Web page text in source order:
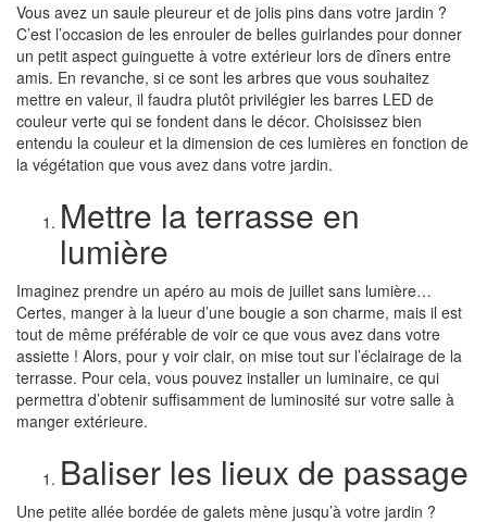
Vous avez un saule pleureur et de jolis pins dans votre jardin ?
C’est l’occasion de les enrouler de belles guirlandes pour donner
un petit aspect guinguette à votre extérieur lors de dîners entre
amis. En revanche, si ce sont les arbres que vous souhaitez
mettre en valeur, il faudra plutôt privilégier les barres LED de
couleur verte qui se fondent dans le décor. Choisissez bien
entendu la couleur et la dimension de ces lumières en fonction de
la végétation que vous avez dans votre jardin.
Mettre la terrasse en
lumière
Imaginez prendre un apéro au mois de juillet sans lumière…
Certes, manger à la lueur d’une bougie a son charme, mais il est
tout de même préférable de voir ce que vous avez dans votre
assiette ! Alors, pour y voir clair, on mise tout sur l’éclairage de la
terrasse. Pour cela, vous pouvez installer un luminaire, ce qui
permettra d’obtenir suffisamment de luminosité sur votre salle à
manger extérieure.
Baliser les lieux de passage
Une petite allée bordée de galets mène jusqu’à votre jardin ?